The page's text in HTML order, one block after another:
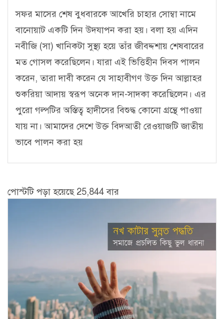
সফর মাসের শেষ বুধবারকে আখেরি চাহার সোম্বা নামে
বানোয়াট একটি দিন উদযাপন করা হয়। বলা হয় এদিন
নবীজি (সা) খানিকটা সুস্থ্য হয়ে তাঁর জীবদ্দশায় শেষবারের
মত গোসল করেছিলেন। যারা এই ভিত্তিহীন দিবস পালন
করেন, তারা দাবী করেন যে সাহাবীগণ উক্ত দিন আল্লাহর
শুকরিয়া আদায় স্বরূপ অনেক দান-সাদকা করেছিলেন। এর
পুরো গল্পটির অস্তিত্ব হাদীসের বিশুদ্ধ কোনো গ্রন্থে পাওয়া
যায় না। আমাদের দেশে উক্ত বিদআতী রেওয়াজটি জাতীয়
ভাবে পালন করা হয়
পোস্টটি পড়া হয়েছে 25,844 বার